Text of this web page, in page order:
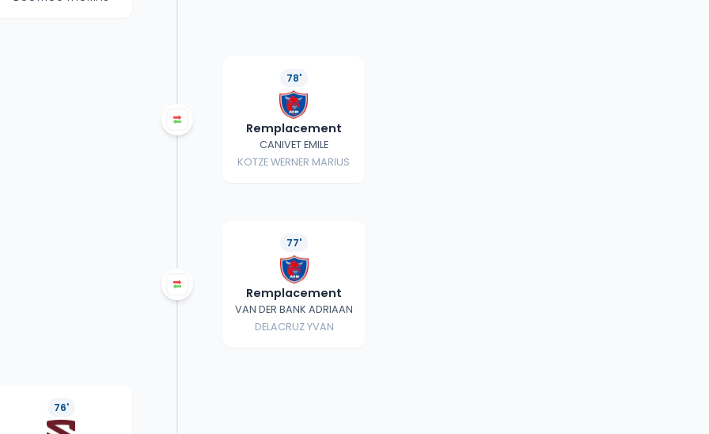
78'
Remplacement
CANIVET EMILE
KOTZE WERNER MARIUS
77'
Remplacement
VAN DER BANK ADRIAAN
DELACRUZ YVAN
76'